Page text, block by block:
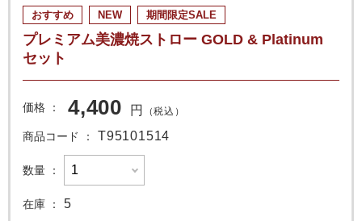
おすすめ NEW 期間限定SALE
プレミアム美濃焼ストロー GOLD & Platinum
セット
価格 4,400 円 （税込）
商品コード T95101514
数量
在庫 5